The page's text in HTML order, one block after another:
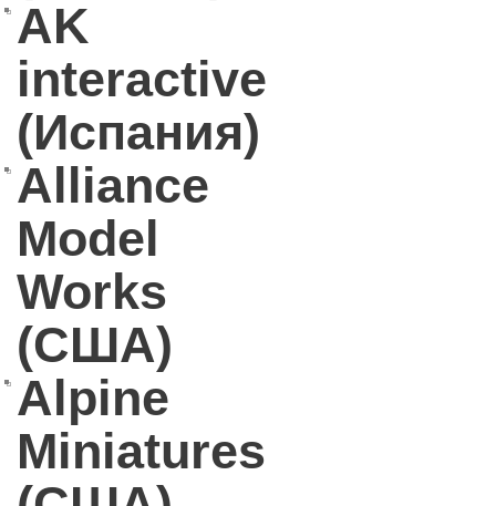
AK
interactive
(Испания)
Alliance
Model
Works
(США)
Alpine
Miniatures